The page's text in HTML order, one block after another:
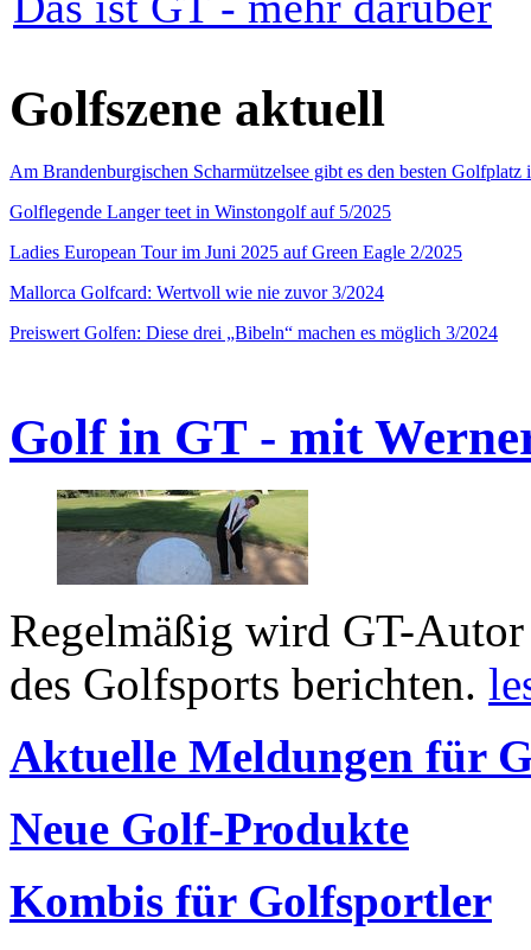
Golfszene aktuell
Am Brandenburgischen Scharmützelsee gibt es den besten
Golflegende Langer teet in Winstongolf auf 5/2025
Ladies European Tour im Juni 2025 auf Green Eagle 2/2025
Mallorca Golfcard: Wertvoll wie nie zuvor 3/2024
Preiswert Golfen: Diese drei „Bibeln“ machen es möglich 3/2024
Golf in GT - mit
Regelmäßig wird GT-
des Golfsports berichten.
Aktuelle Meldungen für
Neue Golf-Produkte
Kombis für Golfsportler